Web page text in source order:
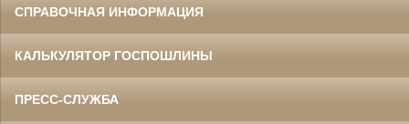
СПРАВОЧНАЯ ИНФОРМАЦИЯ
КАЛЬКУЛЯТОР ГОСПОШЛИНЫ
ПРЕСС-СЛУЖБА